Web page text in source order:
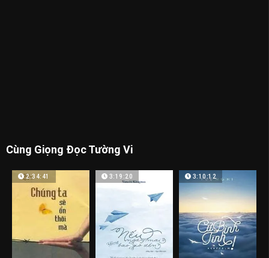
Cùng Giọng Đọc Tường Vi
2:34:41 3:19:20 3:10:12